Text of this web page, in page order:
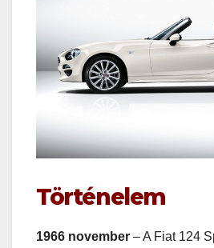
Történelem
1966 november – A Fiat 124